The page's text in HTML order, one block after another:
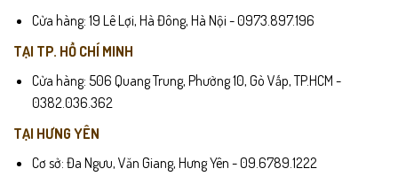
Cửa hàng: 19 Lê Lợi, Hà Đông, Hà Nội - 0973.897.196
TẠI TP. HỒ CHÍ MINH
Cửa hàng: 506 Quang Trung, Phường 10, Gò Vấp, TP.HCM -
0382.036.362
TẠI HƯNG YÊN
Cơ sở: Đa Ngưu, Văn Giang, Hưng Yên - 09.6789.1222